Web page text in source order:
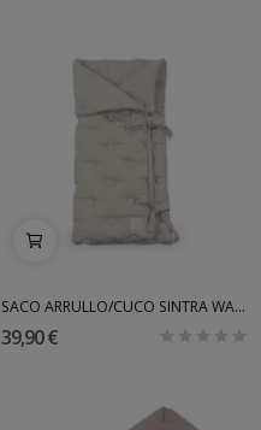
SACO ARRULLO/CUCO SINTRA WALKINGMUM
39,90 €